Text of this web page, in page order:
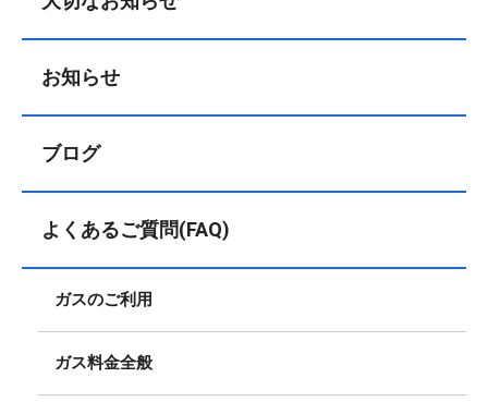
お知らせ
ブログ
よくあるご質問(FAQ)
ガスのご利用
ガス料金全般